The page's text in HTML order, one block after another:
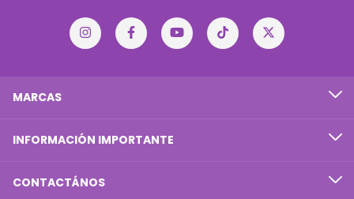
MARCAS
INFORMACIÓN IMPORTANTE
CONTACTÁNOS